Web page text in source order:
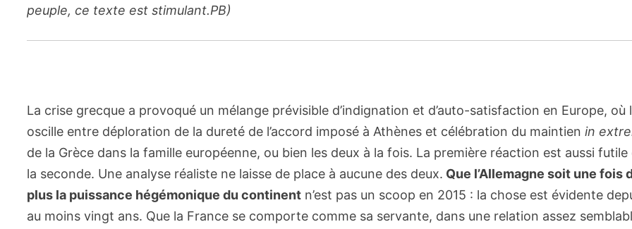
peuple, ce texte est stimulant.PB)
La crise grecque a provoqué un mélange prévisible d’indignation et d’auto-satisfaction en Europe, où
oscille entre déploration de la dureté de l’accord imposé à Athènes et célébration du maintienin
de la Grèce dans la famille européenne, ou bien les deux à la fois. La première réaction est aussi futile
la seconde. Une analyse réaliste ne laisse de place à aucune des deux. Que l’Allemagne soit une fois
plus la puissance hégémonique du continent n’est pas un scoop en 2015 : la chose est évidente
au moins vingt ans. Que la France se comporte comme sa servante, dans une relation assez